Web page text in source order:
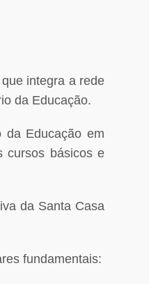
integra a rede
da Educação.
da Educação em
cursos básicos e
da Santa Casa
fundamentais: